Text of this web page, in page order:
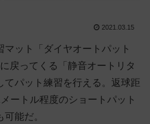
2021.03.15
ット「ダイヤオートパット
戻ってくる「静音オートリタ
てパット練習を行える。返球距
ートル程度のショートパット
能だ。